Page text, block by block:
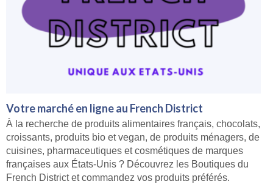
Votre marché en ligne au French District
À la recherche de produits alimentaires français, chocolats,
croissants, produits bio et vegan, de produits ménagers, de
cuisines, pharmaceutiques et cosmétiques de marques
françaises aux États-Unis ? Découvrez les Boutiques du
French District et commandez vos produits préférés.